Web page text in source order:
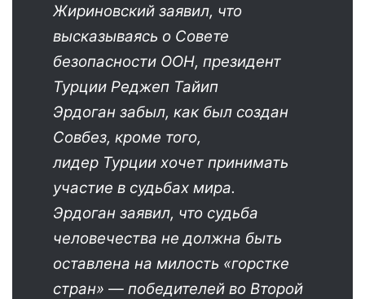
Жириновский заявил, что
высказываясь о Совете
безопасности ООН, президент
Турции Реджеп Тайип
Эрдоган забыл, как был создан
Совбез, кроме того,
лидер Турции хочет принимать
участие в судьбах мира.
Эрдоган заявил, что судьба
человечества не должна быть
оставлена на милость «горстке
стран» — победителей во Второй